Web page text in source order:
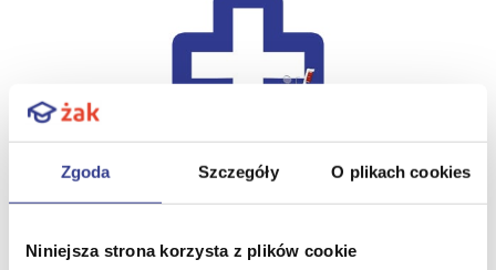
Zgoda Szczegóły O plikach cookies
Niniejsza strona korzysta z plików cookie